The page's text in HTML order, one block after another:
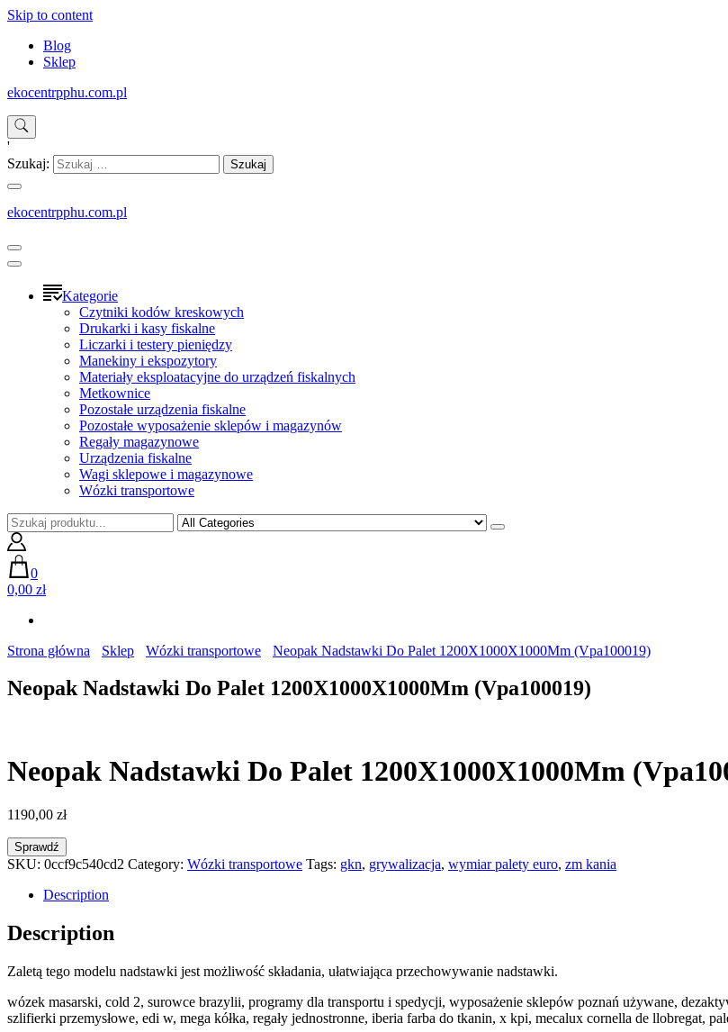
Skip to content
Blog
Sklep
ekocentrpphu.com.pl
'
Szukaj:
ekocentrpphu.com.pl
Kategorie
Czytniki kodów kreskowych
Drukarki i kasy fiskalne
Liczarki i testery pieniędzy
Manekiny i ekspozytory
Materiały eksploatacyjne do urządzeń fiskalnych
Metkownice
Pozostałe urządzenia fiskalne
Pozostałe wyposażenie sklepów i magazynów
Regały magazynowe
Urządzenia fiskalne
Wagi sklepowe i magazynowe
Wózki transportowe
0
0,00 zł
Strona główna Sklep Wózki transportowe Neopak Nadstawki Do Palet 1200X1000X1000Mm (Vpa100019)
Neopak Nadstawki Do Palet 1200X1000X1000Mm (Vpa100019)
Neopak Nadstawki Do Palet 1200X1000X1000Mm
1190,00 zł
Sprawdź
SKU: 0ccf9c540cd2 Category: Wózki transportowe Tags: gkn, grywalizacja, wymiar palety euro, zm kania
Description
Description
Zaletą tego modelu nadstawki jest możliwość składania, ułatwiająca przechowywanie nadstawki.
wózek masarski, cold 2, surowce brazylii, programy dla transportu i spedycji, wyposażenie sklepów poznań używane,
szlifierki przemysłowe, edi w, mega kółka, regały jednostronne, iberia farba do tkanin, x kpi, mecalux cornella de llobregat,